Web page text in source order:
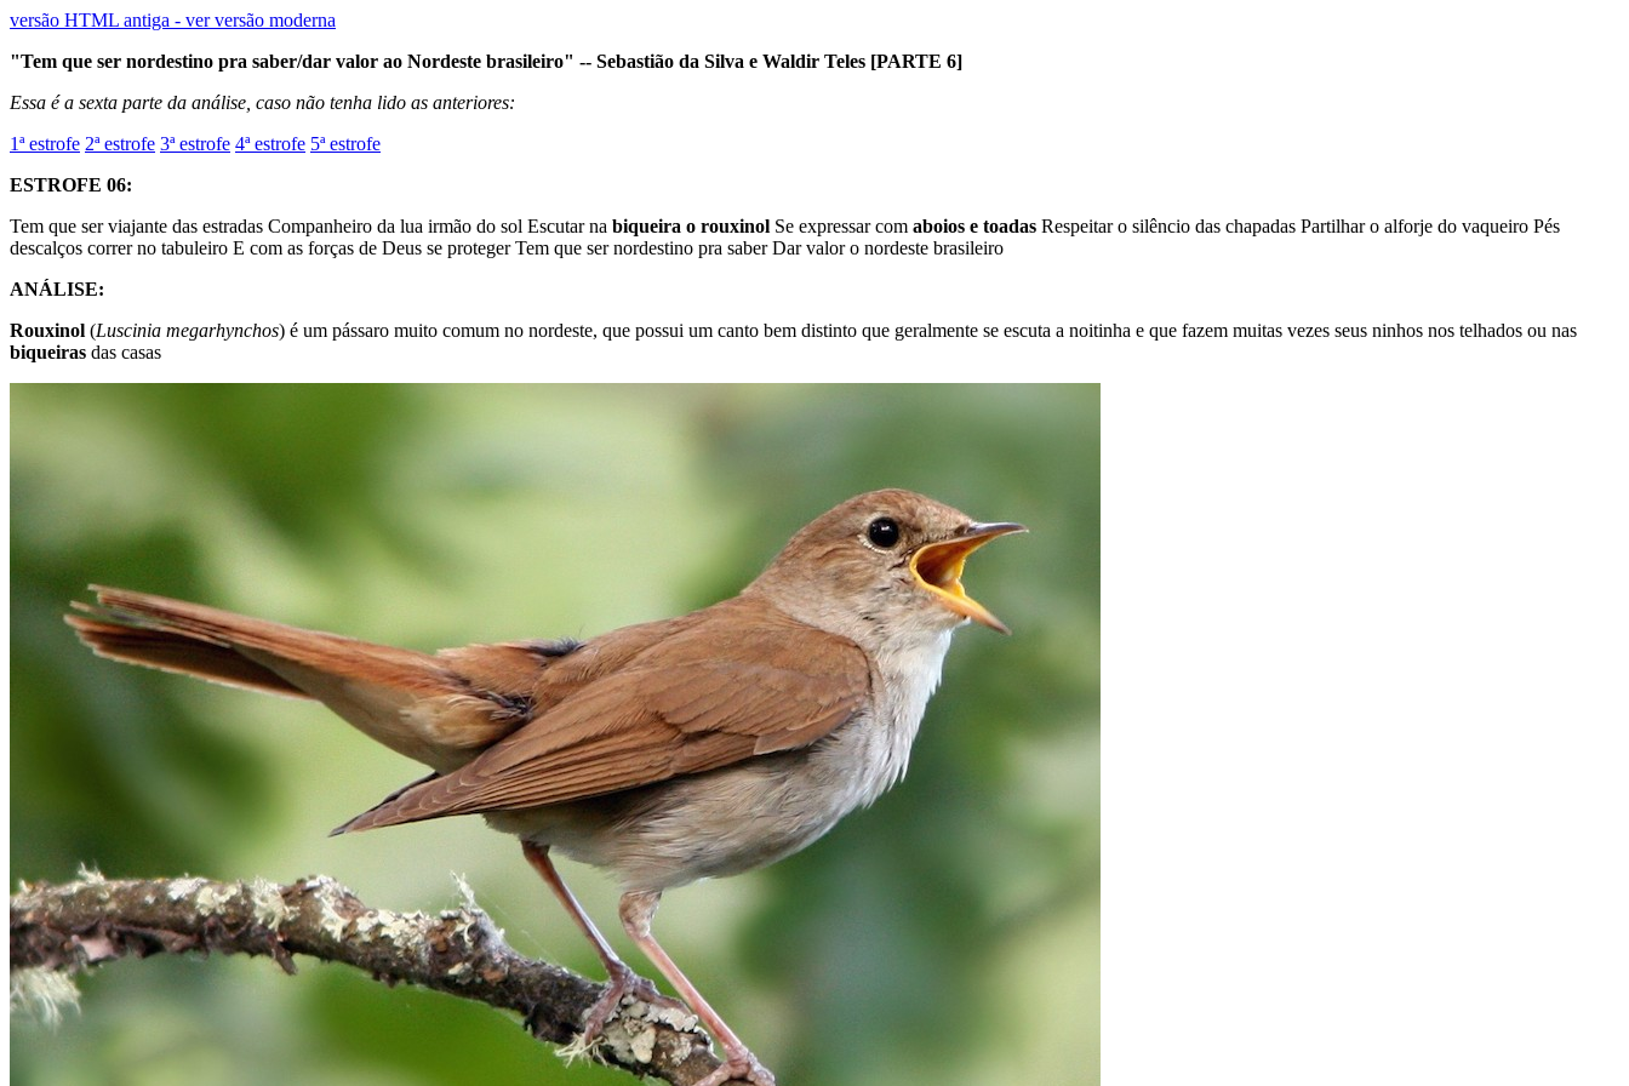
versão HTML antiga - ver versão moderna
"Tem que ser nordestino pra saber/dar valor ao Nordeste brasileiro" -- Sebastião da Silva e Waldir Teles [PARTE 6]
Essa é a sexta parte da análise, caso não tenha lido as anteriores:
1ª estrofe 2ª estrofe 3ª estrofe 4ª estrofe 5ª estrofe
ESTROFE 06:
Tem que ser viajante das estradas Companheiro da lua irmão do sol Escutar na biqueira o rouxinol Se expressar com aboios e toadas Respeitar o silêncio das chapadas Partilhar o alforje do vaqueiro Pés
descalços correr no tabuleiro E com as forças de Deus se proteger Tem que ser nordestino pra saber Dar valor o nordeste brasileiro
ANÁLISE:
Rouxinol (Luscinia megarhynchos) é um pássaro muito comum no nordeste, que possui um canto bem distinto que geralmente se escuta a noitinha e que fazem muitas vezes seus ninhos nos telhados ou nas
biqueiras das casas